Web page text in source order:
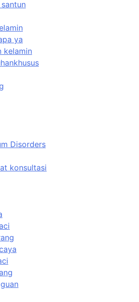
ya
kelamin
Disorders
konsultasi